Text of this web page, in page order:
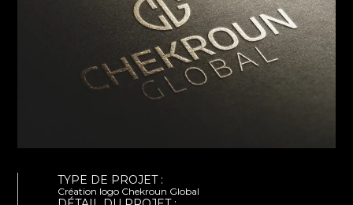
TYPE DE PROJET :
Création logo Chekroun Global